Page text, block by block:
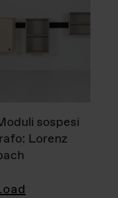
sospesi
Lorenz